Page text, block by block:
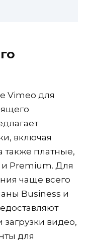
Vimeo для
включая
также платные,
и Premium. Для
чаще всего
Business и
видео,
для